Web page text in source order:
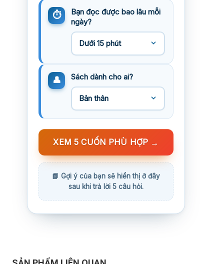
Bạn đọc được bao lâu mỗi
ngày?
Sách dành cho ai?
XEM 5 CUỐN PHÙ HỢP →